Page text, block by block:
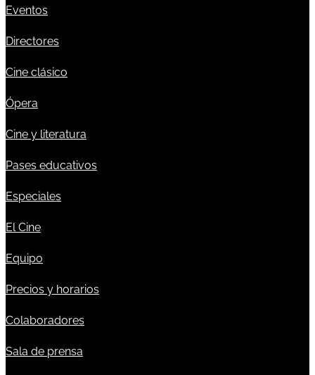
Eventos
Directores
Cine clásico
Ópera
Cine y literatura
Pases educativos
Especiales
El Cine
Equipo
Precios y horarios
Colaboradores
Sala de prensa